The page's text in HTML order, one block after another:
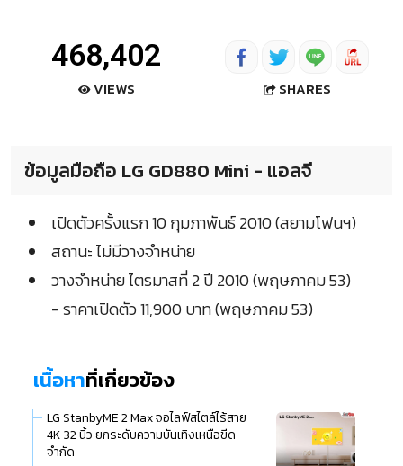
468,402
VIEWS SHARES
ข้อมูลมือถือ LG GD880 Mini - แอลจี
เปิดตัวครั้งแรก 10 กุมภาพันธ์ 2010 (สยามโฟนฯ)
สถานะ ไม่มีวางจำหน่าย
วางจำหน่าย ไตรมาสที่ 2 ปี 2010 (พฤษภาคม 53)
- ราคาเปิดตัว 11,900 บาท (พฤษภาคม 53)
เนื้อหาที่เกี่ยวข้อง
LG StanbyME 2 Max จอไลฟ์สไตล์ไร้สาย
4K 32 นิ้ว ยกระดับความบันเทิงเหนือขีด
จำกัด